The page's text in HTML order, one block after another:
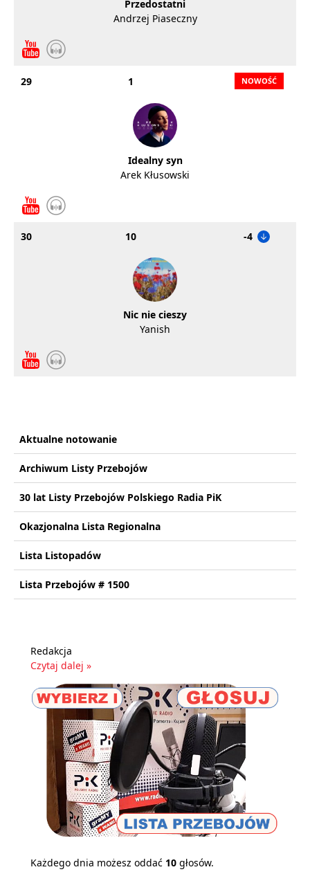
Przedostatni
Andrzej Piaseczny
29 1
Idealny syn
Arek Kłusowski
30 10 -4
Nic nie cieszy
Yanish
Aktualne notowanie
Archiwum Listy Przebojów
30 lat Listy Przebojów Polskiego Radia PiK
Okazjonalna Lista Regionalna
Lista Listopadów
Lista Przebojów # 1500
Redakcja
Czytaj dalej »
Każdego dnia możesz oddać 10 głosów.